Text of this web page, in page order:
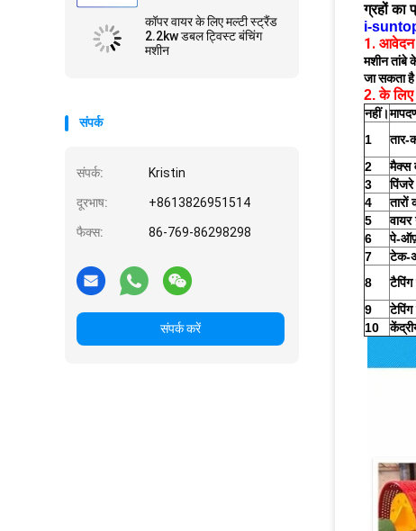
कॉपर वायर के लिए मल्टी स्ट्रैंड
2.2kw डबल ट्विस्ट बंचिंग
मशीन
संपर्क
संपर्क: Kristin
दूरभाष: +8613826951514
फैक्स: 86-769-86298298
संपर्क करें
ग्रहों का
i-
1. आवेदन
मशीन तांबे
जा सकता
2. के लिए
नहीं।
1
तार-
2
मैक्स
3
पिंजरे
4
तारों
5
वायर
6
पे-ऑफ़
7
टेक-
8
9
टेपिंग
10